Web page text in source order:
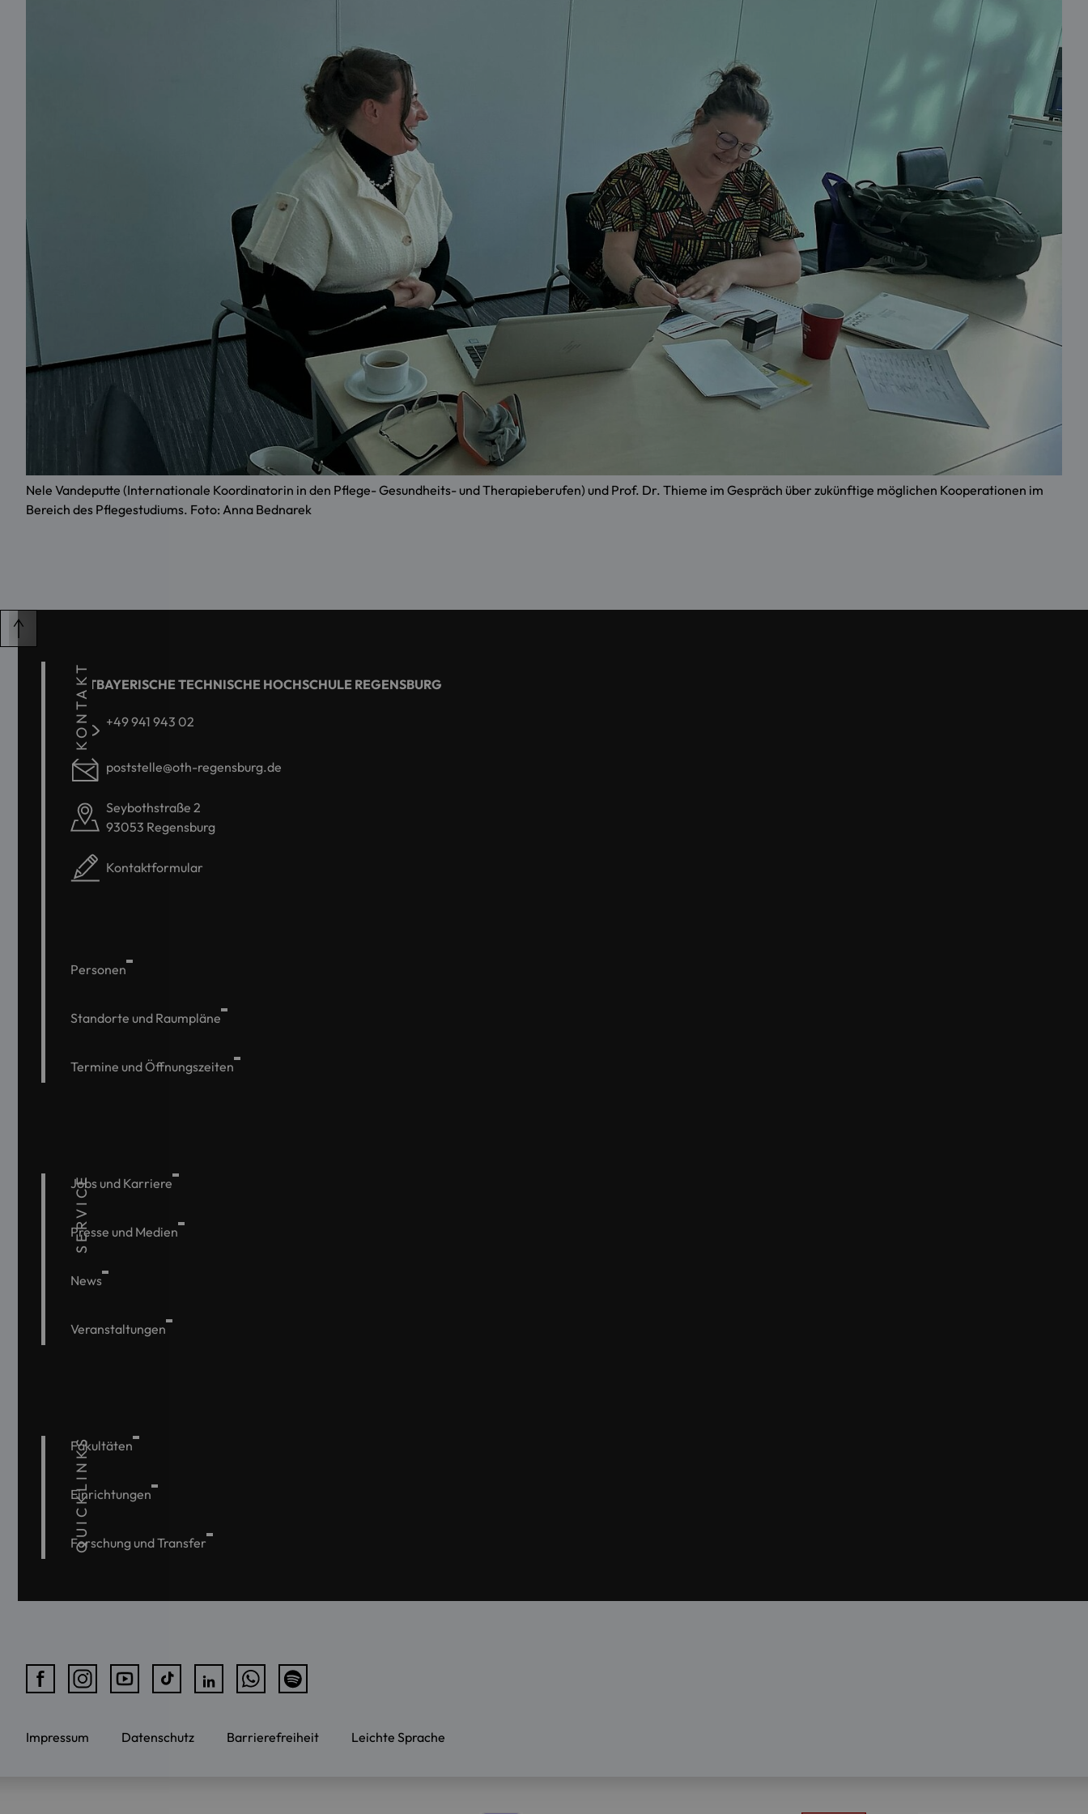
Nele Vandeputte (Internationale Koordinatorin in den Pflege- Gesundheits- und Therapieberufen) und Prof. Dr. Thieme im Gespräch über zukünftige möglichen Kooperationen im
Bereich des Pflegestudiums. Foto: Anna Bednarek
KONTAKT
OSTBAYERISCHE TECHNISCHE HOCHSCHULE REGENSBURG
+49 941 943 02
poststelle@oth-regensburg.de
Seybothstraße 2
93053 Regensburg
Kontaktformular
Personen
Standorte und Raumpläne
Termine und Öffnungszeiten
SERVICE
Jobs und Karriere
Presse und Medien
News
Veranstaltungen
QUICKLINKS
Fakultäten
Einrichtungen
Forschung und Transfer
Impressum Datenschutz Barrierefreiheit Leichte Sprache